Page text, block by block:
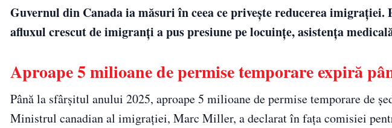
Guvernul din Canada ia măsuri în ceea ce privește reducerea
afluxul crescut de imigranți a pus presiune pe locuințe, asistența
Aproape 5 milioane de permise temporare expiră
Până la sfârșitul anului 2025, aproape 5 milioane de permise temporare de
Ministrul canadian al imigrației, Marc Miller, a declarat în fața comisiei